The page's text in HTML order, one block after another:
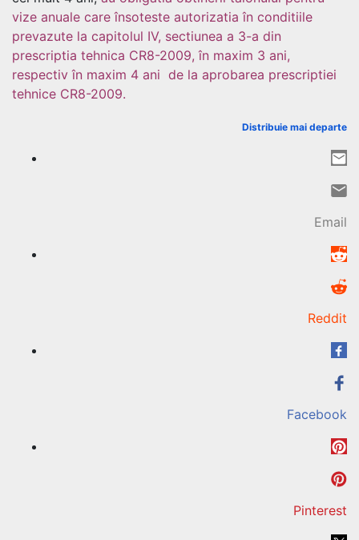
vize anuale care însoteste autorizatia în conditiile
prevazute la capitolul IV, sectiunea a 3-a din
prescriptia tehnica CR8-2009, în maxim 3 ani,
respectiv în maxim 4 ani de la aprobarea prescriptiei
tehnice CR8-2009.
Distribuie mai departe
Email
Reddit
Facebook
Pinterest